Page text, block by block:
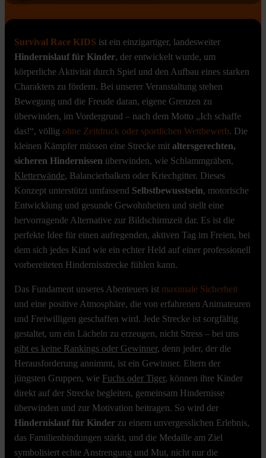
Survival Race KIDS ist ein einzigartiger, landesweiter
Hindernislauf für Kinder, der entwickelt wurde, um
körperliche Aktivität durch Spiel und den Aufbau eines starken
Charakters zu fördern. Bei unserer Veranstaltung stehen
Bewegung und die Freude daran, eigene Grenzen zu
überwinden, im Vordergrund – nach dem Motto „Ich schaffe
das!“, völlig ohne Zeitdruck oder sportlichen Wettbewerb. Die
kleinen Kämpfer müssen eine Strecke mit altersgerechten,
sicheren Hindernissen überwinden, wie Schlammgräben,
Kletterwände, Balancierbalken oder Kriechgitter. Dieses
Konzept unterstützt umfassend Selbstbewusstsein, motorische
Entwicklung und gesunde Gewohnheiten und stellt eine
hervorragende Alternative zur Bildschirmzeit dar. Es ist die
perfekte Idee für einen aufregenden, aktiven Tag im Freien, bei
dem sich jedes Kind wie ein echter Held auf einer professionell
vorbereiteten Hindernisstrecke fühlen kann.
Das Fundament unseres Abenteuers ist maximale Sicherheit
und eine positive Atmosphäre, die von erfahrenen Animateuren
und Freiwilligen geschaffen wird. Jede Strecke ist sorgfältig
gestaltet, um ein Lächeln zu erzeugen, nicht Stress – bei uns
gibt es keine Rankings oder Gewinner, denn jeder, der die
Herausforderung annimmt, ist ein Gewinner. Eltern der
jüngsten Gruppen, wie Fuchs oder Tiger, können ihre Kinder
direkt auf der Strecke begleiten, gemeinsam Hindernisse
überwinden und zur Motivation beitragen. So wird der
Hindernislauf für Kinder zu einem unvergesslichen Erlebnis,
das Familienbindungen stärkt, und die Medaille am Ziel
symbolisiert echte Anstrengung und Mut, nicht nur die